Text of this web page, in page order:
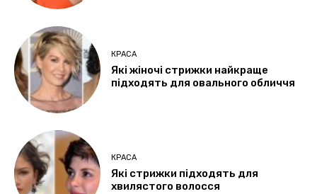
КРАСА
Які жіночі стрижки найкраще
підходять для овального обличчя
КРАСА
Які стрижки підходять для
хвилястого волосся